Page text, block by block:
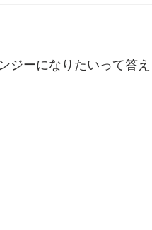
便利な経験、新しいコ
台裏
ジーになりたいって答